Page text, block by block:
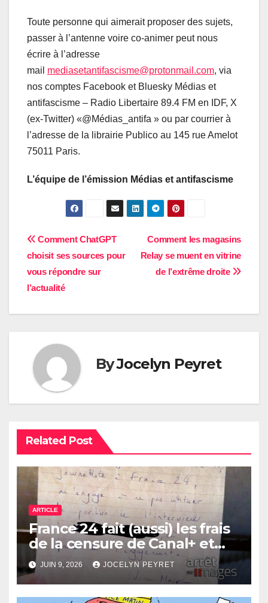
Toute personne qui aimerait proposer des sujets,
passer à l’antenne voire co-animer peut nous
écrire à l’adresse
mail mediasetantifascisme@protonmail.com, via
nos comptes Facebook et Bluesky Médias et
antifascisme – Radio Libertaire 89.4 FM en IDF, X
(ex-Twitter) «@Médias_antifa » ou par courrier à
l’adresse de la librairie Publico au 145 rue Amelot
75011 Paris.
L’équipe de l’émission Médias et antifascisme
Navigation
de
l’article
Comment les magasins
Relay se muent en vitrine
de l’extrême droite
Comment ChatGPT
choisit ses sources pour
vous répondre sur
l’actualité
ByJocelyn Peyret
Related Post
ARTICLE
France 24 fait (aussi) les frais
de la censure de Canal+ et
Bolloré
JUIN 9, 2026 JOCELYN PEYRET